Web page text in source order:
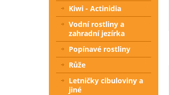
Kiwi - Actinidia
Vodní rostliny a
zahradní jezírka
Popínavé rostliny
Růže
Letničky cibuloviny a
jiné